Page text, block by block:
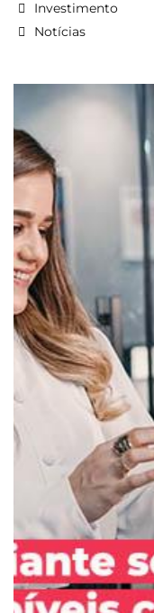
Investimento
Notícias